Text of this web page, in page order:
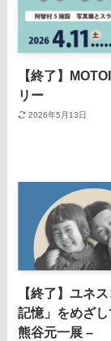
【終了】
リー
2026年5月13日
【終了】ユネ
記憶」をめざ
熊谷元一展 –